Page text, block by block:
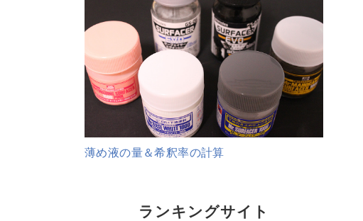
薄め液の量＆希釈率の計算
ランキングサイト